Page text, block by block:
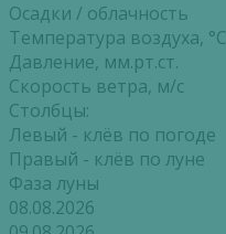
Осадки / облачность
Температура воздуха, °С
Давление, мм.рт.ст.
Скорость ветра, м/с
Столбцы:
Левый - клёв по погоде
Правый - клёв по луне
Фаза луны
08.08.2026